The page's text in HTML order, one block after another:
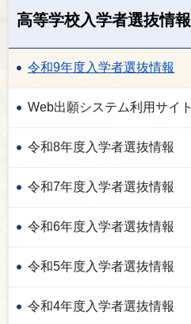
高等学校入学者選抜情報
令和9年度入学者選抜情報
Web出願システム利用サイト
令和8年度入学者選抜情報
令和7年度入学者選抜情報
令和6年度入学者選抜情報
令和5年度入学者選抜情報
令和4年度入学者選抜情報